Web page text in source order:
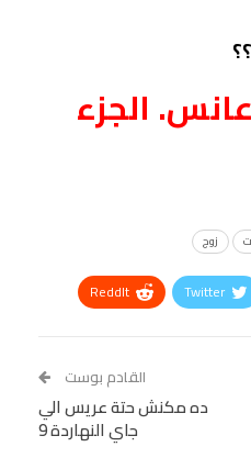
الجزء
زوج
Twitter
ReddIt
VK
Viber
القادم بوست
ده مكنش حتة عريس الي
جاي النهاردة 9